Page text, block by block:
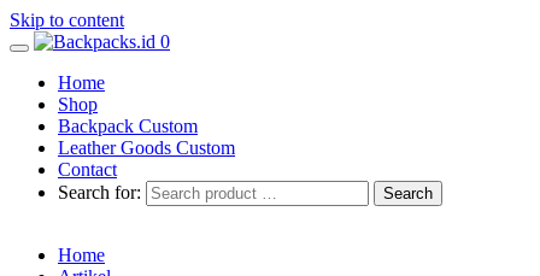
Skip to content
0
Home
Shop
Backpack Custom
Leather Goods Custom
Contact
Search for:
Home